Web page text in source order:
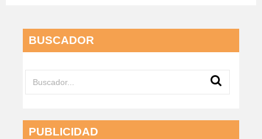
BUSCADOR
PUBLICIDAD